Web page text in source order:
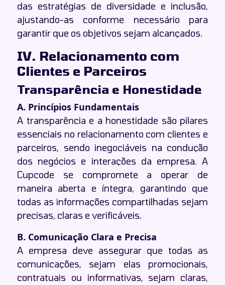
das estratégias de diversidade e inclusão,
ajustando-as conforme necessário para
garantir que os objetivos sejam alcançados.
IV. Relacionamento com
Clientes e Parceiros
Transparência e Honestidade
A. Princípios Fundamentais
A transparência e a honestidade são pilares
essenciais no relacionamento com clientes e
parceiros, sendo inegociáveis na condução
dos negócios e interações da empresa. A
Cupcode se compromete a operar de
maneira aberta e íntegra, garantindo que
todas as informações compartilhadas sejam
precisas, claras e verificáveis.
B. Comunicação Clara e Precisa
A empresa deve assegurar que todas as
comunicações, sejam elas promocionais,
contratuais ou informativas, sejam claras,